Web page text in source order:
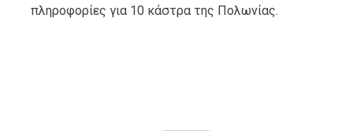
πληροφορίες για 10 κάστρα της Πολωνίας.